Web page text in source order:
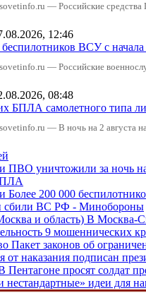
— Российские
12:46
беспилотников ВСУ с
— Российские
08:48
БПЛА самолетного типа
— В ночь на 2 августа
ПВО уничтожили за ночь на
Более 200 000
сбили ВС РФ - Минобороны
и область) В Москва-
9 мошеннических
Пакет законов об
от наказания подписан
Пентагоне просят солдат
нестандартные» идеи для